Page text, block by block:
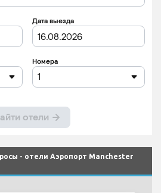
- отели Аэропорт Manchester